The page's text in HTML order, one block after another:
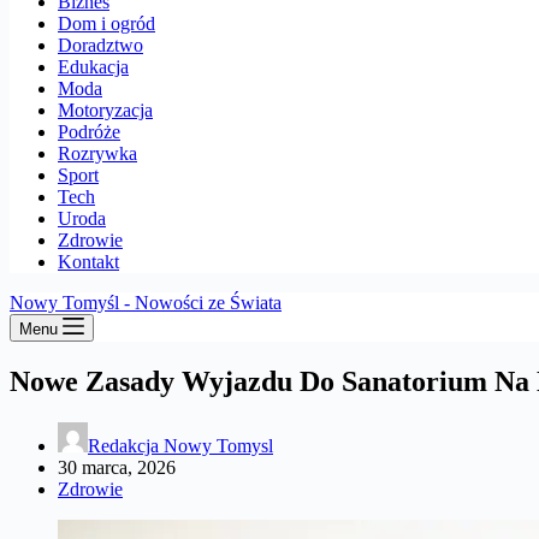
Dom i ogród
Doradztwo
Edukacja
Moda
Motoryzacja
Podróże
Rozrywka
Sport
Tech
Uroda
Zdrowie
Kontakt
Nowy Tomyśl - Nowości ze Świata
Menu
Nowe Zasady Wyjazdu Do Sanatorium Na
Redakcja Nowy Tomysl
30 marca, 2026
Zdrowie